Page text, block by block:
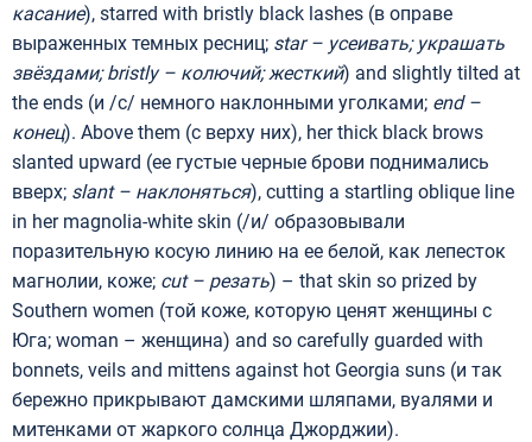
касание), starred with bristly black lashes (в оправе
выраженных темных ресниц; star– усеивать; украшать
звёздами;bristly– колючий; жесткий) and slightly tilted at
the ends (и /с/ немного наклонными уголками; end–
конец). Above them (с верху них), her thick black brows
slanted upward (ее густые черные брови поднимались
вверх; slant– наклоняться), cutting a startling oblique line
in her magnolia-white skin (/и/ образовывали
поразительную косую линию на ее белой, как лепесток
магнолии, коже; cut– резать) – that skin so prized by
Southern women (той коже, которую ценят женщины с
Юга; woman – женщина) and so carefully guarded with
bonnets, veils and mittens against hot Georgia suns (и так
бережно прикрывают дамскими шляпами, вуалями и
митенками от жаркого солнца Джорджии).